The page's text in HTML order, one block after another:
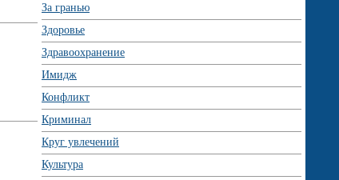
За гранью
Здоровье
Здравоохранение
Имидж
Конфликт
Криминал
Круг увлечений
Культура